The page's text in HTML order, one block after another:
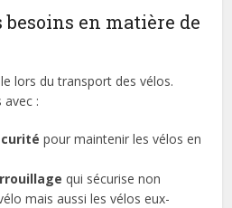
besoins en matière de
lors du transport des vélos.
avec :
pour maintenir les vélos en
qui sécurise non
mais aussi les vélos eux-